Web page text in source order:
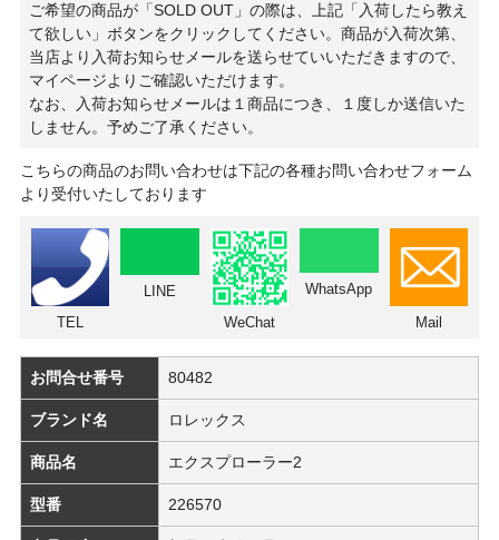
ご希望の商品が「SOLD OUT」の際は、上記「入荷したら教え
て欲しい」ボタンをクリックしてください。商品が入荷次第、
当店より入荷お知らせメールを送らせていいただきますので、
マイページよりご確認いただけます。
なお、入荷お知らせメールは１商品につき、１度しか送信いた
しません。予めご了承ください。
こちらの商品のお問い合わせは下記の各種お問い合わせフォーム
より受付いたしております
TEL
LINE
WeChat
WhatsApp
Mail
お問合せ番号 80482
ブランド名 ロレックス
商品名 エクスプローラー2
型番 226570